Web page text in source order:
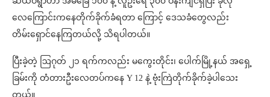
လေကြောင်းကနေတိုက်ခိုက်ခံရတာ ကြောင့် ဒေသခံတွေလည်း
တိမ်းရှောင်နေကြတယ်လို့ သိရပါတယ်။
ပြီးခဲ့တဲ့ ဩဂုတ် ၂၁ ရက်ကလည်း မကွေးတိုင်း၊ ပေါက်မြို့နယ် အရှေ့
ခြမ်းကို တံတားဦးလေတပ်ကနေ Y 12 နဲ့ ဗုံးကြဲတိုက်ခိုက်ခဲ့ပါသေး
တယ်။